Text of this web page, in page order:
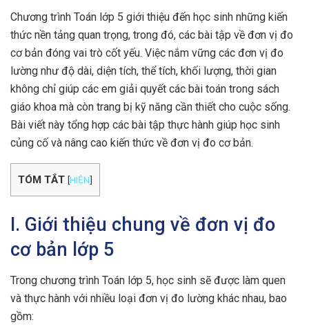
Chương trình Toán lớp 5 giới thiệu đến học sinh những kiến
thức nền tảng quan trọng, trong đó, các bài tập về đơn vị đo
cơ bản đóng vai trò cốt yếu. Việc nắm vững các đơn vị đo
lường như độ dài, diện tích, thể tích, khối lượng, thời gian
không chỉ giúp các em giải quyết các bài toán trong sách
giáo khoa mà còn trang bị kỹ năng cần thiết cho cuộc sống.
Bài viết này tổng hợp các bài tập thực hành giúp học sinh
củng cố và nâng cao kiến thức về đơn vị đo cơ bản.
TÓM TẮT [HIỆN]
I. Giới thiệu chung về đơn vị đo
cơ bản lớp 5
Trong chương trình Toán lớp 5, học sinh sẽ được làm quen
và thực hành với nhiều loại đơn vị đo lường khác nhau, bao
gồm: